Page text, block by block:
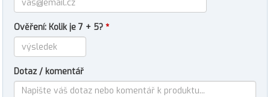
Ověření: Kolik je 7 + 5? *
Dotaz / komentář